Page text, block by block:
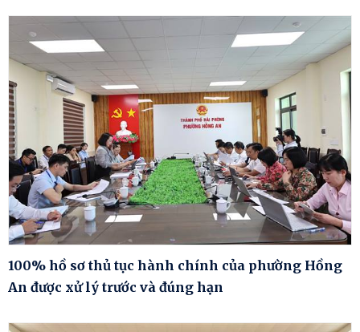
100% hồ sơ thủ tục hành chính của phường Hồng
An được xử lý trước và đúng hạn